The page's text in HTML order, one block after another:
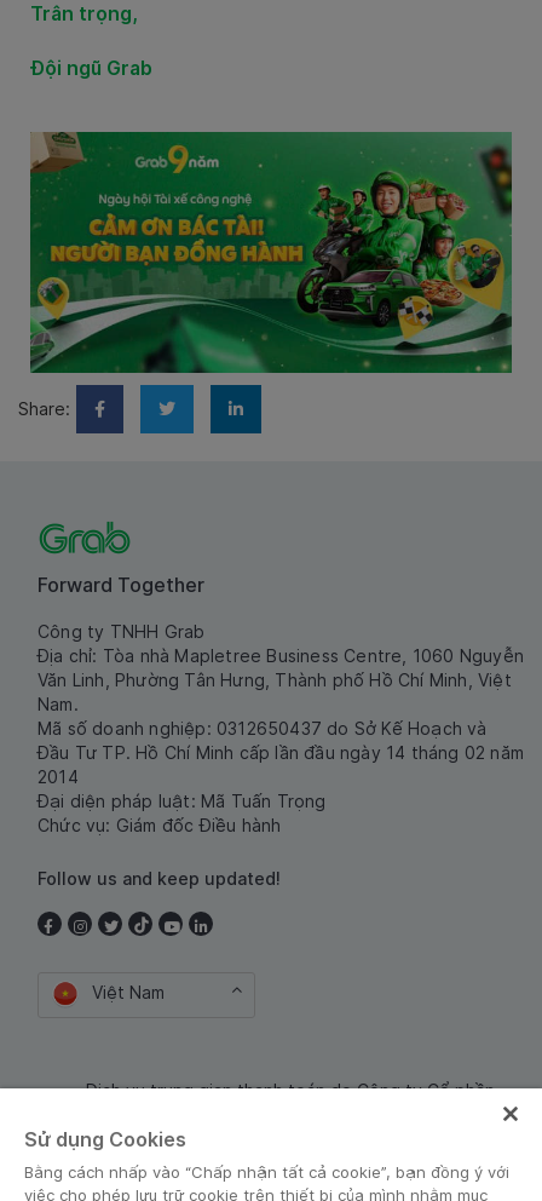
Trân trọng,
Đội ngũ Grab
Share:
Forward Together
Công ty TNHH Grab
Địa chỉ: Tòa nhà Mapletree Business Centre, 1060 Nguyễn
Văn Linh, Phường Tân Hưng, Thành phố Hồ Chí Minh, Việt
Nam.
Mã số doanh nghiệp: 0312650437 do Sở Kế Hoạch và
Đầu Tư TP. Hồ Chí Minh cấp lần đầu ngày 14 tháng 02 năm
2014
Đại diện pháp luật: Mã Tuấn Trọng
Chức vụ: Giám đốc Điều hành
Follow us and keep updated!
Việt Nam
Dịch vụ trung gian thanh toán do Công ty Cổ phần
Sử dụng Cookies
Bằng cách nhấp vào “Chấp nhận tất cả cookie”, bạn đồng ý với
việc cho phép lưu trữ cookie trên thiết bị của mình nhằm mục